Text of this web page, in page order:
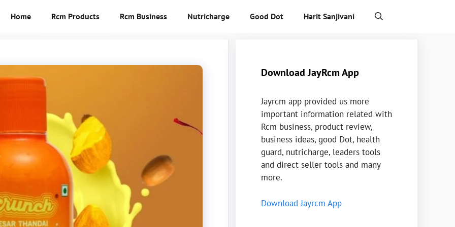
Home Rcm Products Rcm Business Nutricharge Good Dot Harit Sanjivani
Download JayRcm App
Jayrcm app provided us more
important information related with
Rcm business, product review,
business ideas, good Dot, health
guard, nutricharge, leaders tools
and direct seller tools and many
more.
Download Jayrcm App